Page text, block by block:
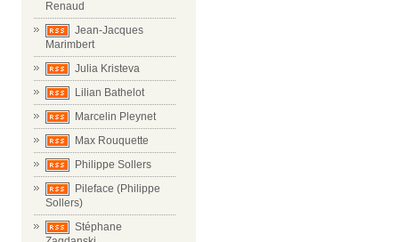
Renaud
Jean-Jacques
Marimbert
Julia Kristeva
Lilian Bathelot
Marcelin Pleynet
Max Rouquette
Philippe Sollers
Pileface (Philippe
Sollers)
Stéphane